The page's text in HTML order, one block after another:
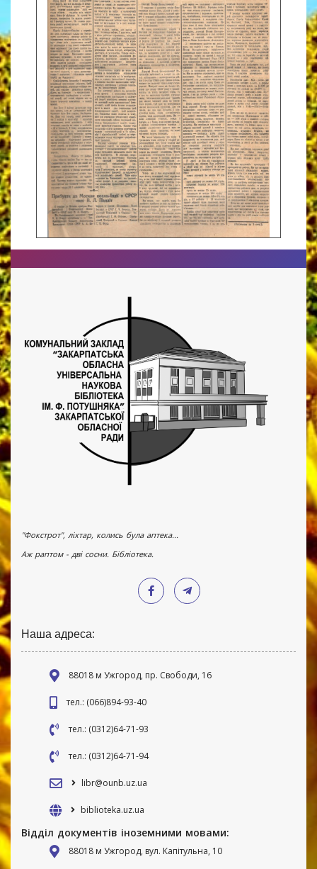
"Фокстрот", ліхтар, колись була аптека...
Аж раптом - дві сосни. Бібліотека.
Наша адреса:
88018 м Ужгород, пр. Свободи, 16
тел.: (066)894-93-40
тел.: (0312)64-71-93
тел.: (0312)64-71-94
libr@ounb.uz.ua
biblioteka.uz.ua
Відділ документів іноземними мовами:
88018 м Ужгород, вул. Капітульна, 10